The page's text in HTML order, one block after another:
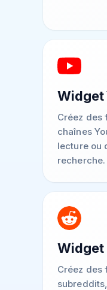
Widget
Créez des
chaînes
lecture ou
recherche.
Widget
Créez des